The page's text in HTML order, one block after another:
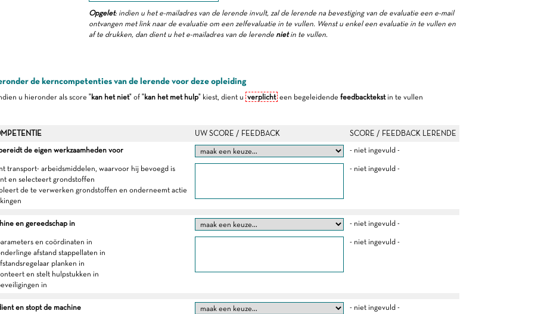
Opgelet: indien u het e-mailadres van de lerende invult, zal de lerende na bevestiging van de evaluatie een e-mail
ontvangen met link naar de evaluatie om een zelfevaluatie in te vullen. Wenst u enkel een evaluatie in te vullen en
af te drukken, dan dient u het e-mailadres van de lerende nietin te vullen.
de kerncompetenties van de lerende voor deze opleiding
u hieronder als score "kan het niet" of "kan het met hulp" kiest, dient u verplichteen begeleidende feedbacktekstin te vullen
UW SCORE / FEEDBACK
SCORE / FEEDBACK LERENDE
de eigen werkzaamheden voor
- niet ingevuld -
transport- arbeidsmiddelen, waarvoor hij bevoegd is
en selecteert grondstoffen
de te verwerken grondstoffen en onderneemt actie
- niet ingevuld -
en gereedschap in - niet ingevuld -
en coördinaten in
afstand stappellaten in
planken in
en stelt hulpstukken in
in
- niet ingevuld -
en stopt de machine - niet ingevuld -